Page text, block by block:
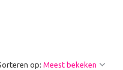
op: